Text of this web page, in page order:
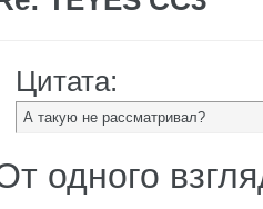
Цитата:
А такую не рассматривал?
одного